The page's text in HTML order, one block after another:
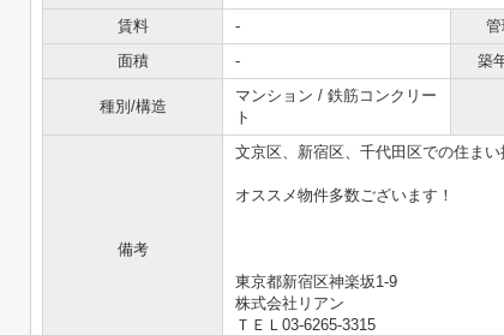
賃料 -
面積
- 築
種別/構造
マンション / 鉄筋コンクリー
ト
備考
文京区、新宿区、千代田区での住ま
オススメ物件多数ございます！
東京都新宿区神楽坂1-9
株式会社リアン
ＴＥＬ03-6265-3315